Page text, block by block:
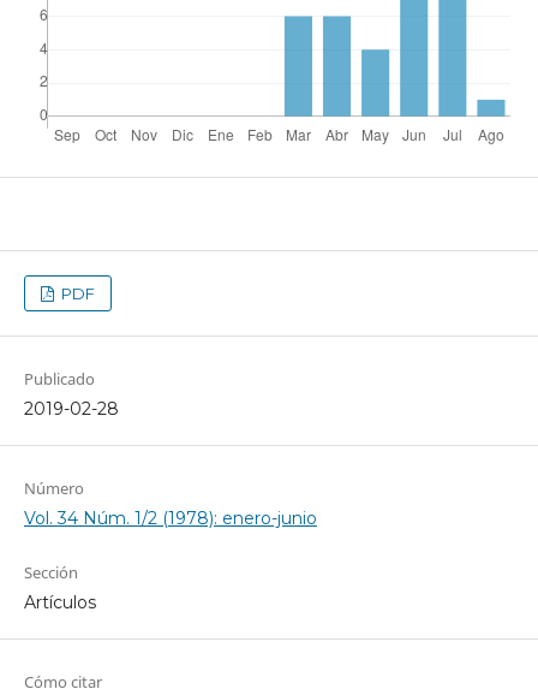
PDF
Publicado
2019-02-28
Número
Vol. 34 Núm. 1/2 (1978): enero-junio
Sección
Artículos
Cómo citar